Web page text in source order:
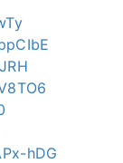
hDG